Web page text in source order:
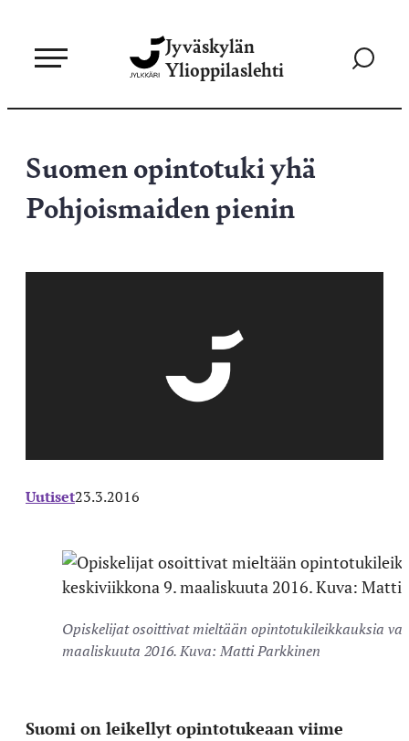
sisältöön
Jyväskylän
Ylioppilaslehti
Siirry
Suomen opintotuki yhä
Pohjoismaiden pienin
Uutiset23.3.2016
Opiskelijat osoittivat mieltään opintotukileikkauksia
maaliskuuta 2016. Kuva: Matti Parkkinen
Suomi on leikellyt opintotukeaan viime